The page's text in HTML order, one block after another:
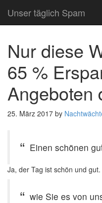
Unser täglich Spam
Nur diese
65 %
Angeboten
25. März 2017 by
Einen schönen
Ja, der Tag ist schön und
wie Sie es von